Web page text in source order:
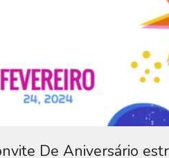
De Aniversário